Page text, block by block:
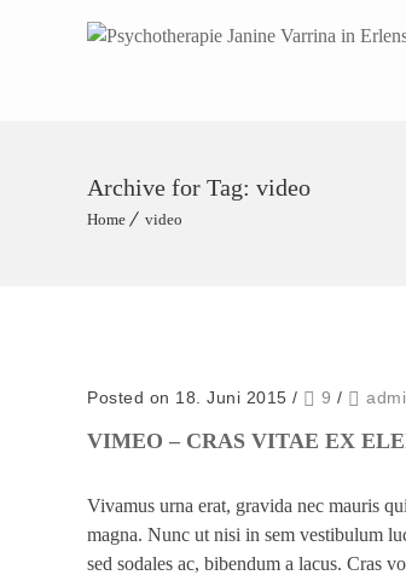
Archive for Tag: video
Home video
Posted on 18. Juni 2015 / 9 /
VIMEO – CRAS VITAE EX
Vivamus urna erat, gravida nec mauris
magna. Nunc ut nisi in sem vestibulum
sed sodales ac, bibendum a lacus. Cras